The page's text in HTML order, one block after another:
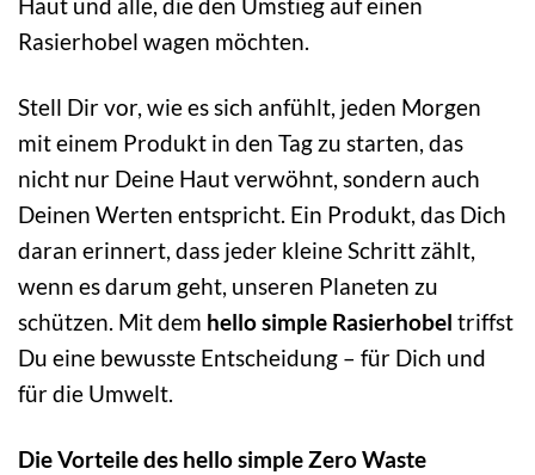
Haut und alle, die den Umstieg auf einen
Rasierhobel wagen möchten.
Stell Dir vor, wie es sich anfühlt, jeden Morgen
mit einem Produkt in den Tag zu starten, das
nicht nur Deine Haut verwöhnt, sondern auch
Deinen Werten entspricht. Ein Produkt, das Dich
daran erinnert, dass jeder kleine Schritt zählt,
wenn es darum geht, unseren Planeten zu
schützen. Mit dem hello simple Rasierhobel triffst
Du eine bewusste Entscheidung – für Dich und
für die Umwelt.
Die Vorteile des hello simple Zero Waste